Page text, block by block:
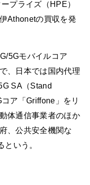
プライズ（HPE）
Athonetの買収を発
5Gモバイルコア
、日本では国内代理
SA（Stand
ア「Griffone」をリ
体通信事業者のほか
、公共安全機関な
いう。